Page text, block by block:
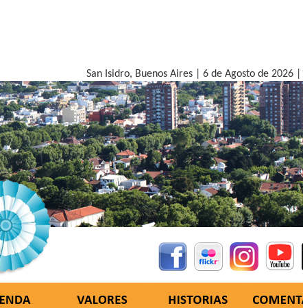
San Isidro, Buenos Aires | 6 de Agosto de 2026 |